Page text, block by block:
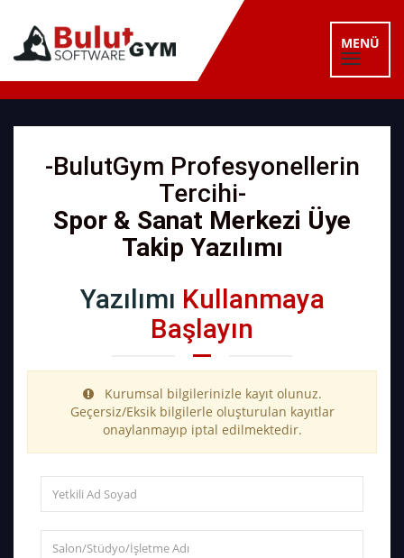
MENÜ
-BulutGym Profesyonellerin
Tercihi-
Spor & Sanat Merkezi Üye
Takip Yazılımı
Yazılımı Kullanmaya
Başlayın
Kurumsal bilgilerinizle kayıt olunuz.
Geçersiz/Eksik bilgilerle oluşturulan kayıtlar
onaylanmayıp iptal edilmektedir.